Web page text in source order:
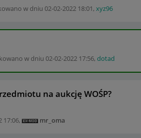
w dniu ‎02-02-2022 18:01, xyz96
w dniu ‎02-02-2022 17:56, dotad
na aukcję WOŚP?
17:06, mr_oma